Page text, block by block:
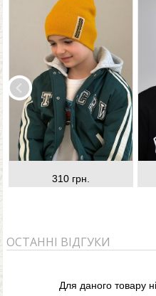
310 грн.
ОСТАННІ ВІДГУКИ
Для даного товару